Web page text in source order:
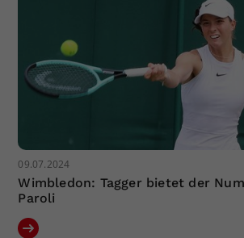
09.07.2024
Wimbledon: Tagger bietet der
Paroli